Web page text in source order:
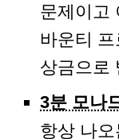
문제이고
바운티
상금으로
3분 모나
항상 나